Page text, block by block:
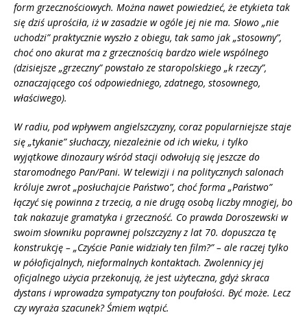
form grzecznościowych. Można nawet powiedzieć, że etykieta tak
się dziś uprościła, iż w zasadzie w ogóle jej nie ma. Słowo „nie
uchodzi” praktycznie wyszło z obiegu, tak samo jak „stosowny”,
choć ono akurat ma z grzecznością bardzo wiele wspólnego
(dzisiejsze „grzeczny” powstało ze staropolskiego „k rzeczy”,
oznaczającego coś odpowiedniego, zdatnego, stosownego,
właściwego).
W radiu, pod wpływem angielszczyzny, coraz popularniejsze staje
się „tykanie” słuchaczy, niezależnie od ich wieku, i tylko
wyjątkowe dinozaury wśród stacji odwołują się jeszcze do
staromodnego Pan/Pani. W telewizji i na politycznych salonach
króluje zwrot „posłuchajcie Państwo”, choć forma „Państwo”
łączyć się powinna z trzecią, a nie drugą osobą liczby mnogiej, bo
tak nakazuje gramatyka i grzeczność. Co prawda Doroszewski w
swoim słowniku poprawnej polszczyzny z lat 70. dopuszcza tę
konstrukcję – „Czyście Panie widziały ten film?” – ale raczej tylko
w półoficjalnych, nieformalnych kontaktach. Zwolennicy jej
oficjalnego użycia przekonują, że jest użyteczna, gdyż skraca
dystans i wprowadza sympatyczny ton poufałości. Być może. Lecz
czy wyraża szacunek? Śmiem wątpić.